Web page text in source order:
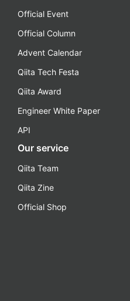
Official Event
Official Column
Advent Calendar
Qiita Tech Festa
Qiita Award
Engineer White Paper
API
Our service
Qiita Team
Qiita Zine
Official Shop